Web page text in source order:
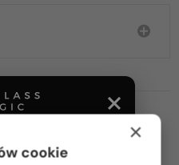
×
cookie